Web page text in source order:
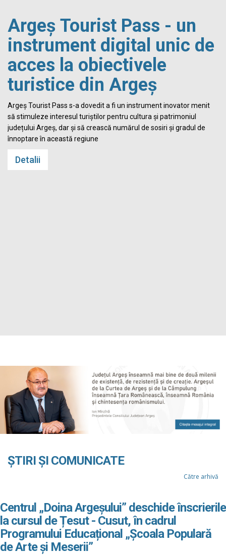
Argeș Tourist Pass - un
instrument digital unic de
acces la obiectivele
turistice din Argeș
Argeș Tourist Pass s-a dovedit a fi un instrument inovator menit
să stimuleze interesul turiștilor pentru cultura și patrimoniul
județului Argeș, dar și să crească numărul de sosiri și gradul de
înnoptare în această regiune
Detalii
ȘTIRI ȘI COMUNICATE
Către arhivă
Centrul „Doina Argeșului” deschide înscrierile
la cursul de Țesut - Cusut, în cadrul
Programului Educațional „Școala Populară
de Arte și Meserii”